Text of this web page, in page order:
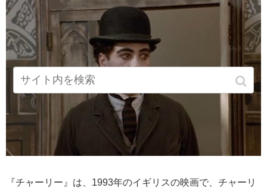
『チャーリー』は、1993年のイギリスの映画で、チャーリ